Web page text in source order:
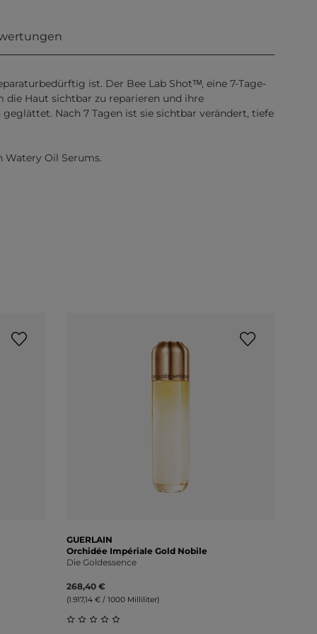
ist. Der Bee Lab Shotᵀᴹ, eine 7-Tage-
Haut sichtbar zu reparieren und ihre
Nach 7 Tagen ist sie sichtbar verändert, tiefe
Watery Oil Serums.
GUERLAIN
Orchidée Impériale Gold Nobile
Die Goldessence
268,40 €
(1.917,14 € / 1000 Milliliter)